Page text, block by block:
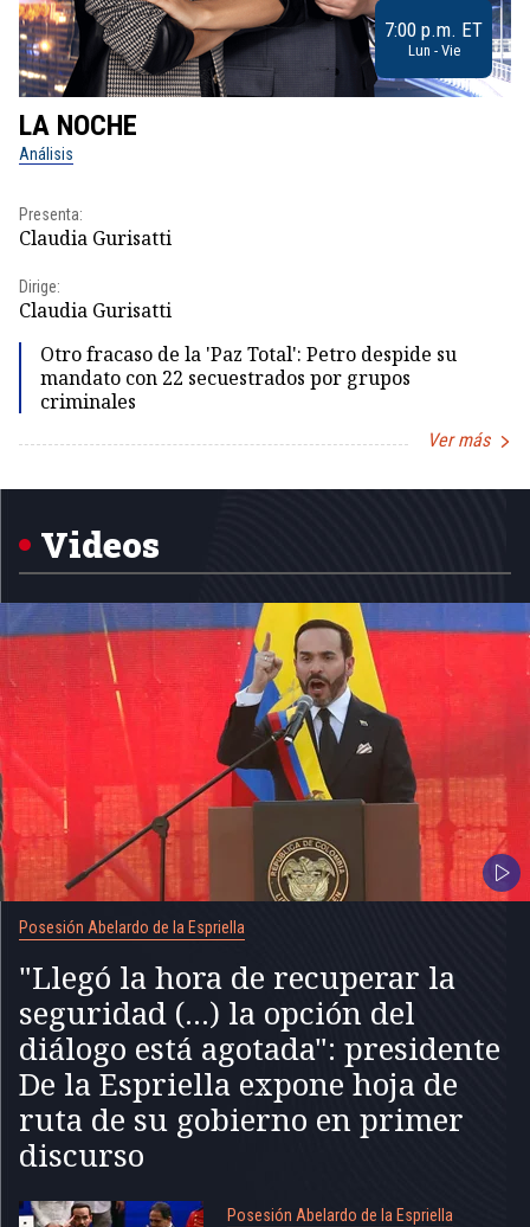
7:00 p.m. ET
Lun - Vie
LA NOCHE
Análisis
Presenta:
Claudia Gurisatti
Dirige:
Claudia Gurisatti
Otro fracaso de la 'Paz Total': Petro despide su
mandato con 22 secuestrados por grupos
criminales
Ver más
1
Videos
Posesión Abelardo de la Espriella
"Llegó la hora de recuperar la
seguridad (...) la opción del
diálogo está agotada": presidente
De la Espriella expone hoja de
ruta de su gobierno en primer
discurso
Posesión Abelardo de la Espriella